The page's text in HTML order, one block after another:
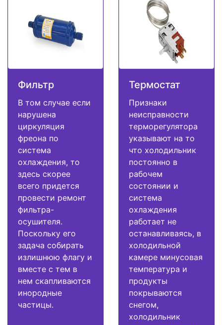
Фильтр
В том случае если
нарушена
циркуляция
фреона по
система
охлаждения, то
здесь скорее
всего придется
провести ремонт
фильтра-
осушителя.
Поскольку его
задача собирать
излишнюю флагу и
вместе с тем в
нем скапливаются
инородные
частицы.
Термостат
Признаки
неисправности
терморегулятора
указывают на то
что холодильник
постоянно в
рабочем
состоянии и
система
охлаждения
работает не
останавливаясь, в
холодильной
камере минусовая
температура и
продукты
покрываются
снегом,
холодильник